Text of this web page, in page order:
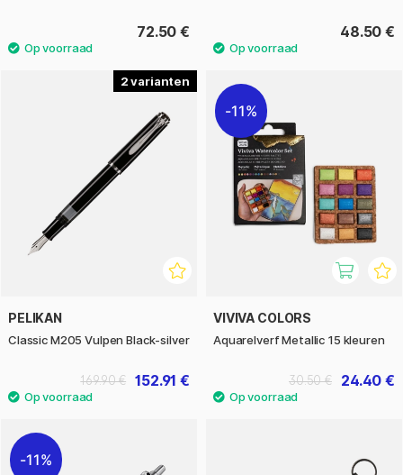
72.50 € 48.50 €
2
PELIKAN
Classic M205 Vulpen Black-silver
152.91 €
169.90 €
11%
VIVIVA COLORS
Aquarelverf Metallic 15 kleuren
24.40 €
30.50 €
11%